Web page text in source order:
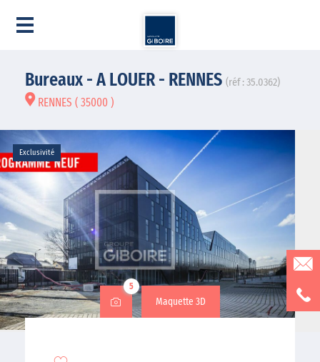
Bureaux - A LOUER - RENNES (réf : 35.0362)
RENNES ( 35000 )
Exclusivité
5
Maquette 3D